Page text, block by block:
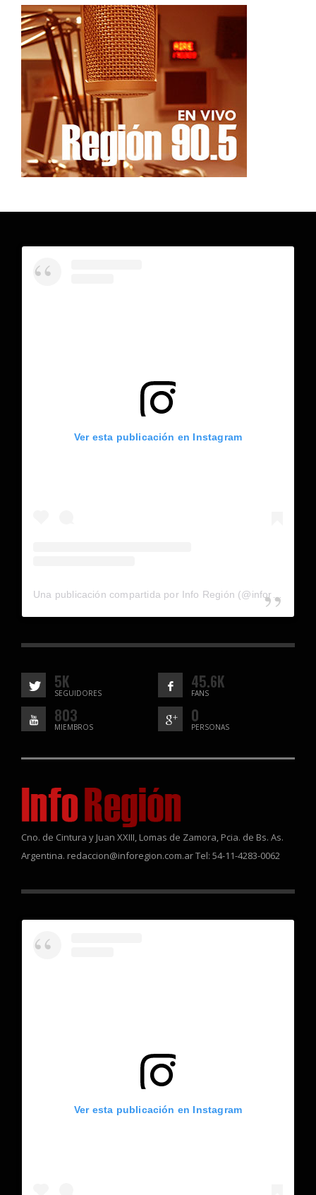
Ver esta publicación en Instagram
5K
SEGUIDORES
45.6K
FANS
803
MIEMBROS
0
PERSONAS
Cno. de Cintura y Juan XXIII, Lomas de Zamora, Pcia. de Bs. As.
Argentina. redaccion@inforegion.com.ar Tel: 54-11-4283-0062
Ver esta publicación en Instagram